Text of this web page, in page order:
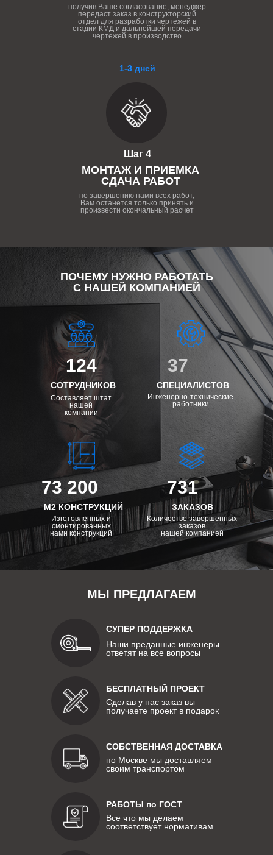
1-3 дней
Шаг 4
МОНТАЖ И ПРИЕМКА
СДАЧА РАБОТ
по завершению нами всех работ,
Вам останется только принять и
произвести окончальный расчет
получив Ваше согласование, менеджер
передаст заказ в конструкторский
отдел для разработки чертежей в
стадии КМД и дальнейшей передачи
чертежей в производство
ПОЧЕМУ НУЖНО РАБОТАТЬ
С НАШЕЙ КОМПАНИЕЙ
124
СОТРУДНИКОВ
Составляет штат
нашей
компании
73 200
М2 КОНСТРУКЦИЙ
Изготовленных и
смонтированных
нами конструкций
731
ЗАКАЗОВ
Количество завершенных
заказов
нашей компанией
37
СПЕЦИАЛИСТОВ
Инженерно-технические
работники
МЫ ПРЕДЛАГАЕМ
СУПЕР ПОДДЕРЖКА
Наши преданные инженеры
ответят на все вопросы
БЕСПЛАТНЫЙ ПРОЕКТ
Сделав у нас заказ вы
получаете проект в подарок
СОБСТВЕННАЯ ДОСТАВКА
по Москве мы доставляем
своим транспортом
РАБОТЫ по ГОСТ
Все что мы делаем
соответствует нормативам